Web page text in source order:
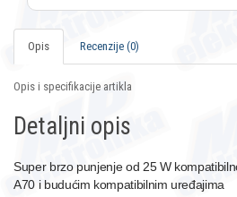
Opis Recenzije (0)
Opis i specifikacije artikla
Detaljni opis
Super brzo punjenje od 25 W
A70 i budućim kompatibilnim uređajima